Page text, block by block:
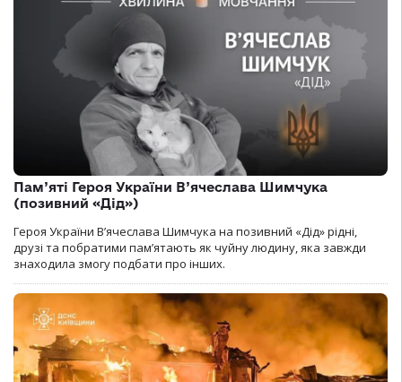
Пам’яті Героя України В’ячеслава Шимчука
(позивний «Дід»)
Героя України В’ячеслава Шимчука на позивний «Дід» рідні,
друзі та побратими пам’ятають як чуйну людину, яка завжди
знаходила змогу подбати про інших.